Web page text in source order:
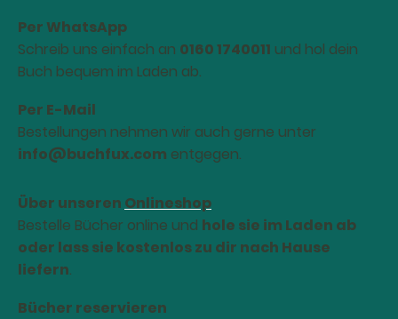
Per WhatsApp
Schreib uns einfach an 0160 1740011 und hol dein
Buch bequem im Laden ab.
Per E-Mail
Bestellungen nehmen wir auch gerne unter
info@buchfux.com entgegen.
Über unseren Onlineshop
Bestelle Bücher online und hole sie im Laden ab
oder lass sie kostenlos zu dir nach Hause
liefern.
Bücher reservieren